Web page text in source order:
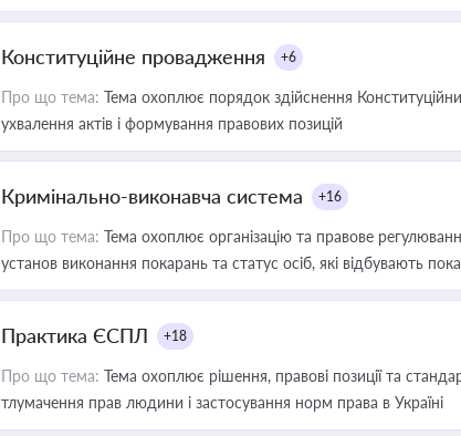
Конституційне провадження +6
Про що тема: Тема охоплює порядок здійснення
ухвалення актів і формування правових позицій
Кримінально-виконавча система +16
Про що тема: Тема охоплює організацію та правове
установ виконання покарань та статус осіб, які відбувають
Практика ЄСПЛ +18
Про що тема: Тема охоплює рішення, правові позиції та
тлумачення прав людини і застосування норм права в Україні